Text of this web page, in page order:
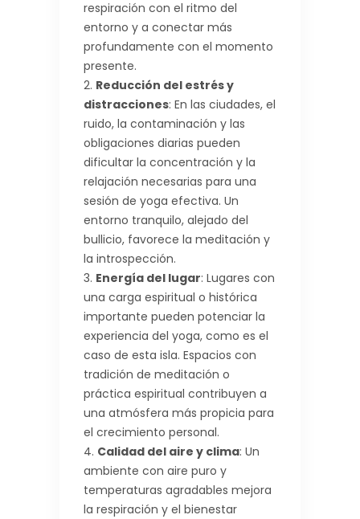
respiración con el ritmo del
entorno y a conectar más
profundamente con el momento
presente.
Reducción del estrés y
distracciones: En las ciudades, el
ruido, la contaminación y las
obligaciones diarias pueden
dificultar la concentración y la
relajación necesarias para una
sesión de yoga efectiva. Un
entorno tranquilo, alejado del
bullicio, favorece la meditación y
la introspección.
Energía del lugar: Lugares con
una carga espiritual o histórica
importante pueden potenciar la
experiencia del yoga, como es el
caso de esta isla. Espacios con
tradición de meditación o
práctica espiritual contribuyen a
una atmósfera más propicia para
el crecimiento personal.
Calidad del aire y clima: Un
ambiente con aire puro y
temperaturas agradables mejora
la respiración y el bienestar